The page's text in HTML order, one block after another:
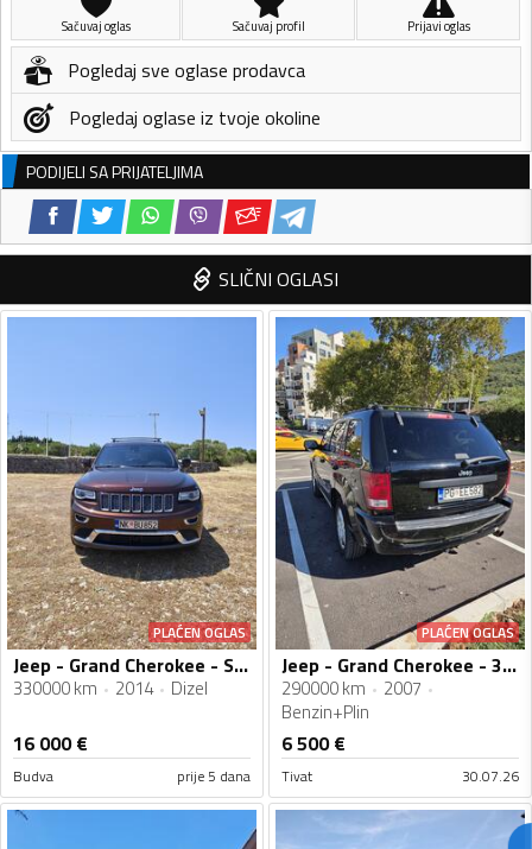
Sačuvaj oglas Sačuvaj profil Prijavi oglas
Pogledaj sve oglase prodavca
Pogledaj oglase iz tvoje okoline
PODIJELI SA PRIJATELJIMA
SLIČNI OGLASI
PLAĆEN OGLAS
Jeep - Grand Cherokee - Summit
330000 km 2014 Dizel
16 000€
Budva prije 5 dana
PLAĆEN OGLAS
Jeep - Grand Cherokee - 3.7 V6
290000 km
2007
Benzin+Plin
6 500€
Tivat 30.07.26